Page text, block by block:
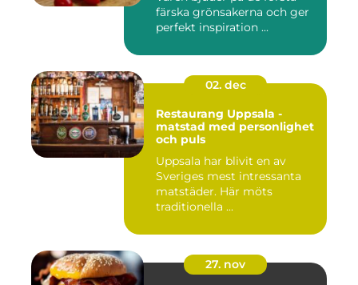
färska grönsakerna och ger
perfekt inspiration ...
02. dec
Restaurang Uppsala -
matstad med personlighet
och puls
Uppsala har blivit en av
Sveriges mest intressanta
matstäder. Här möts
traditionella ...
27. nov